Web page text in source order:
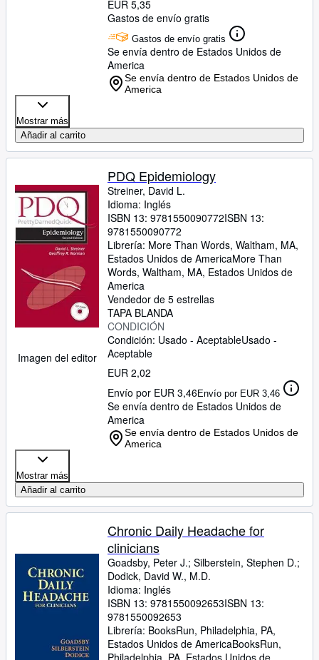
EUR 5,35
Gastos de envío gratis
Gastos de envío gratis
Se envía dentro de Estados Unidos de
America
Se envía dentro de Estados Unidos de
America
Mostrar más
Añadir al carrito
Imagen del editor
PDQ Epidemiology
Streiner, David L.
Idioma: Inglés
ISBN 13: 9781550090772ISBN 13:
9781550090772
Librería: More Than Words, Waltham, MA,
Estados Unidos de AmericaMore Than
Words, Waltham, MA, Estados Unidos de
America
Vendedor de 5 estrellas
TAPA BLANDA
CONDICIÓN
Condición: Usado - AceptableUsado -
Aceptable
EUR 2,02
Envío por EUR 3,46Envío por EUR 3,46
Se envía dentro de Estados Unidos de
America
Se envía dentro de Estados Unidos de
America
Mostrar más
Añadir al carrito
Chronic Daily Headache for
clinicians
Goadsby, Peter J.; Silberstein, Stephen D.;
Dodick, David W., M.D.
Idioma: Inglés
ISBN 13: 9781550092653ISBN 13:
9781550092653
Librería: BooksRun, Philadelphia, PA,
Estados Unidos de AmericaBooksRun,
Philadelphia, PA, Estados Unidos de